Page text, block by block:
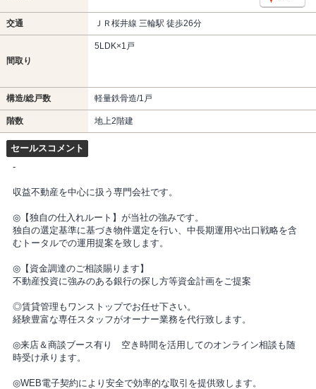
交通 ＪＲ桜井線 三輪駅 徒歩26分
間取り
5LDK×1戸
構造/総戸数 軽量鉄骨造/1戸
階数 地上2階建
セールスコメント
-
収益不動産を中心に扱う専門会社です。
◎【独自の仕入れルート】が当社の強みです。
独自の選定基準に基づき物件選定を行い、中長期運用や出口戦略を含
むトータルでの運用提案を致します。
◎【資金調達のご相談賜ります】
不動産投資に強みのある銀行の探し方等資金計画をご提案
◎賃貸管理もワンストップでお任せ下さい。
経験豊富な専任スタッフがオーナー業務を代行致します。
◎来店＆商談ブース有り 空き時間を活用してのオンライン相談も随
時受け承ります。
◎WEB電子契約により安全で効率的な取引を提供致します。